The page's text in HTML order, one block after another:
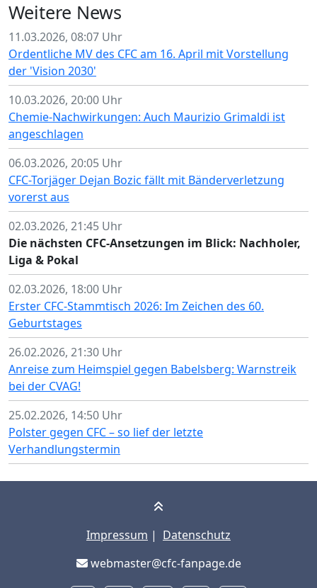
Weitere News
11.03.2026, 08:07 Uhr
Ordentliche MV des CFC am 16. April mit Vorstellung
der 'Vision 2030'
10.03.2026, 20:00 Uhr
Chemie-Nachwirkungen: Auch Maurizio Grimaldi ist
angeschlagen
06.03.2026, 20:05 Uhr
CFC-Torjäger Dejan Bozic fällt mit Bänderverletzung
vorerst aus
02.03.2026, 21:45 Uhr
Die nächsten CFC-Ansetzungen im Blick: Nachholer,
Liga & Pokal
02.03.2026, 18:00 Uhr
Erster CFC-Stammtisch 2026: Im Zeichen des 60.
Geburtstages
26.02.2026, 21:30 Uhr
Anreise zum Heimspiel gegen Babelsberg: Warnstreik
bei der CVAG!
25.02.2026, 14:50 Uhr
Polster gegen CFC – so lief der letzte
Verhandlungstermin
Impressum | Datenschutz
webmaster@cfc-fanpage.de